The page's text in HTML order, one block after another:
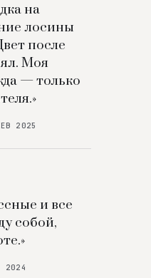
на
лосины
после
Моя
— только
2025
и все
собой,
2024